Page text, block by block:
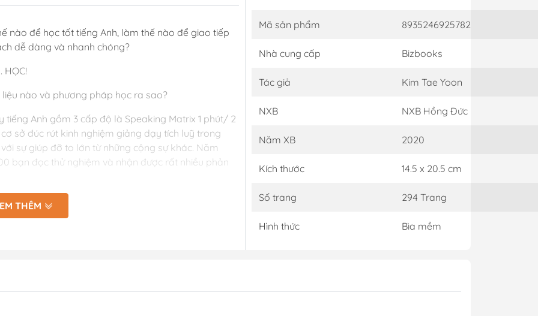
nào để học tốt tiếng Anh, làm thế nào để giao tiếp
dễ dàng và nhanh chóng?
nào và phương pháp học ra sao?
Anh gồm 3 cấp độ là Speaking Matrix 1 phút/ 2
sở đúc rút kinh nghiệm giảng dạy tích luỹ trong
sự giúp đỡ to lớn từ những cộng sự khác. Năm
bạn đọc thử nghiệm và nhận được rất nhiều phản
Anh gồm 3 cấp độ là Speaking Matrix 1 phút/ 2
sở đúc rút kinh nghiệm giảng dạy tích luỹ trong
luyện nói tiếng Anh ngay lập tức”, “Nếu các bạn
THÊM
Mã sản phẩm 8935246925782
Nhà cung cấp Bizbooks
Tác giả Kim Tae Yoon
NXB NXB Hồng Đức
Năm XB 2020
Kích thước 14.5 x 20.5 cm
Số trang 294 Trang
Hình thức Bìa mềm